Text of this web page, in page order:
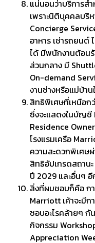
แน่นอนว่าบริการส
เพราะนิติบุคคลบริ
Concierge
อาหาร เช่ารถยนต์
ได้ มีพนักงานต้อน
ส่วนกลาง มี
On-demand
งานช่างหรือแม่บ้า
สิทธิพิเศษที่เหนือก
ซึ่งจะแสดงในบัญชี
Residence
โรงแรมเครือ
ความสะดวกพิเศษ
สิทธิอัปเกรดสถาน
ปี 2029 และอื่นๆ
สิ่งที่ผมชอบก็คือ ก
Marriott เค้าจะมี
ชอบอะไรคล้ายๆ
กิจกรรม
Appreciation